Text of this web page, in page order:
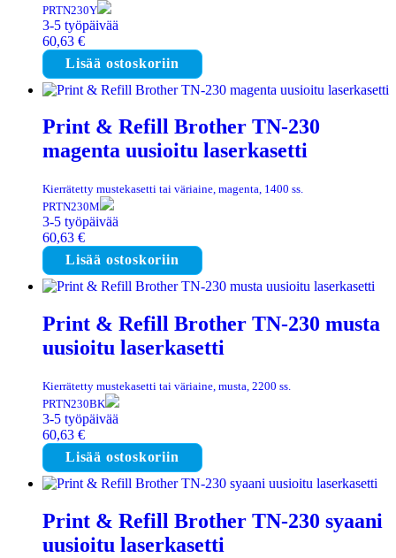
PRTN230Y
3-5 työpäivää
60,63 €
Lisää ostoskoriin
Print & Refill Brother TN-230
magenta uusioitu laserkasetti
Kierrätetty mustekasetti tai väriaine, magenta, 1400 ss.
PRTN230M
3-5 työpäivää
60,63 €
Lisää ostoskoriin
Print & Refill Brother TN-230 musta
uusioitu laserkasetti
Kierrätetty mustekasetti tai väriaine, musta, 2200 ss.
PRTN230BK
3-5 työpäivää
60,63 €
Lisää ostoskoriin
Print & Refill Brother TN-230 syaani
uusioitu laserkasetti